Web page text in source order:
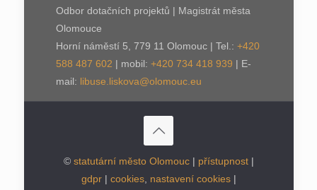
Odbor dotačních projektů | Magistrát města
Olomouce
Horní náměstí 5, 779 11 Olomouc | Tel.: +420
588 487 602 | mobil: +420 734 418 939 | E-
mail: libuse.liskova@olomouc.eu
© statutární město Olomouc| přístupnost|
gdpr| cookies, nastavení cookies|